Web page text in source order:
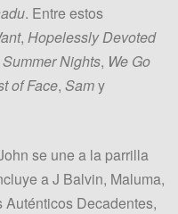
. Entre estos
, Hopelessly Devoted
Summer Nights, We Go
of Face, Samy
se une a la parrilla
a J Balvin, Maluma,
Decadentes,